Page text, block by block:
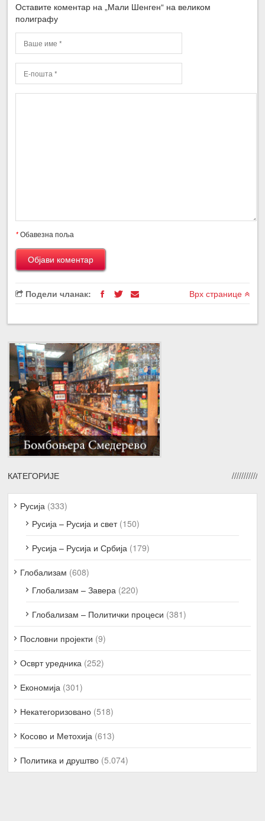
Оставите коментар на „Мали Шенген“ на великом
полиграфу
*Обавезна поља
Подели чланак: Врх странице
КАТЕГОРИЈЕ
Русија (333)
Русија – Русија и свет(150)
Русија – Русија и Србија (179)
Глобализам (608)
Глобализам – Завера (220)
Глобализам – Политички процеси (381)
Пословни пројекти (9)
Осврт уредника (252)
Економија (301)
Некатегоризовано (518)
Косово и Метохија (613)
Политика и друштво (5.074)